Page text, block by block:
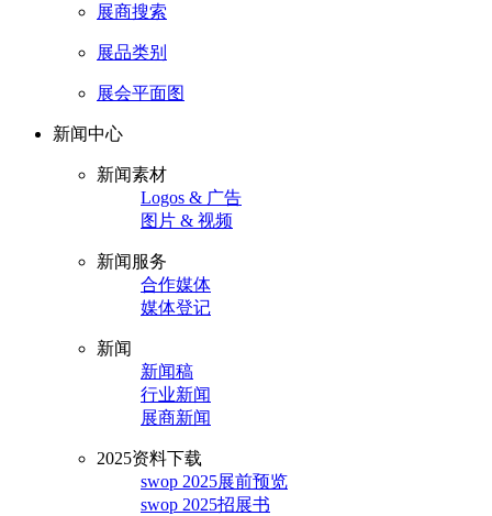
展商搜索
展品类别
展会平面图
新闻中心
新闻素材
Logos & 广告
图片 & 视频
新闻服务
合作媒体
媒体登记
新闻
新闻稿
行业新闻
展商新闻
2025资料下载
swop 2025展前预览
swop 2025招展书